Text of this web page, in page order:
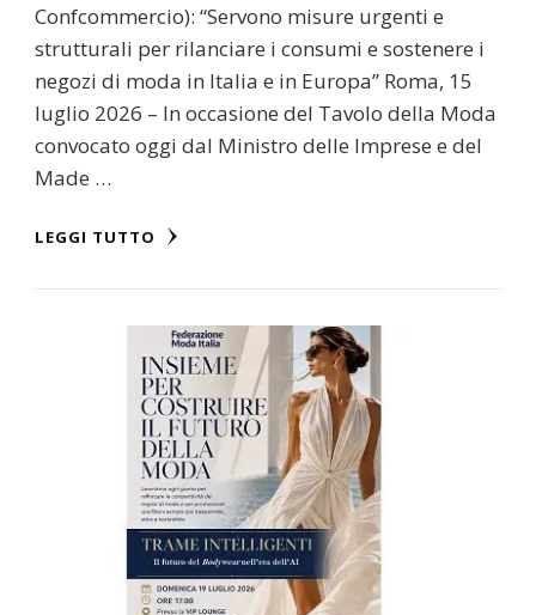
Confcommercio): “Servono misure urgenti e
strutturali per rilanciare i consumi e sostenere i
negozi di moda in Italia e in Europa” Roma, 15
luglio 2026 – In occasione del Tavolo della Moda
convocato oggi dal Ministro delle Imprese e del
Made …
LEGGI TUTTO